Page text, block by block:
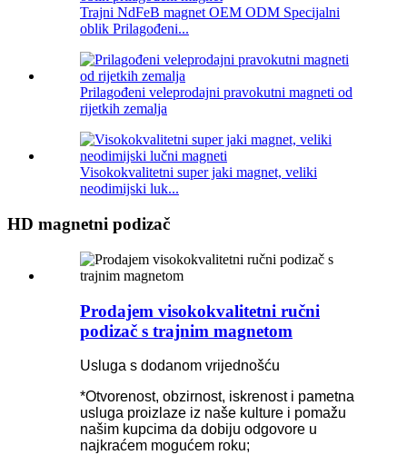
Trajni NdFeB magnet OEM ODM Specijalni
oblik Prilagođeni...
Prilagođeni veleprodajni pravokutni magneti od
rijetkih zemalja
Visokokvalitetni super jaki magnet, veliki
neodimijski luk...
HD magnetni podizač
Prodajem visokokvalitetni ručni
podizač s trajnim magnetom
Usluga s dodanom vrijednošću
*Otvorenost, obzirnost, iskrenost i pametna
usluga proizlaze iz naše kulture i pomažu
našim kupcima da dobiju odgovore u
najkraćem mogućem roku;